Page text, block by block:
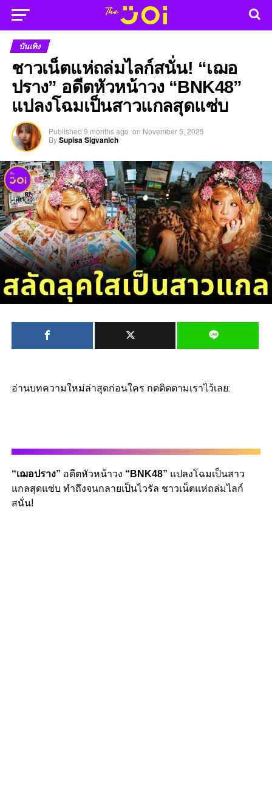
บันเทิง
ชาวเน็ตแห่ถล่มไลก์สนั่น! “เฌอ
ปราง” อดีตหัวหน้าวง “BNK48”
แปลงโฉมเป็นสาวแกลสุดแซ่บ
Published 9 months ago on November 5, 2025
BySupisa Sigvanich
อ่านบทความใหม่ล่าสุดก่อนใคร กดติดตามเราไว้เลย:
“เฌอปราง” อดีตหัวหน้าวง “BNK48” แปลงโฉมเป็นสาว
แกลสุดแซ่บ ทำถึงจนกลายเป็นไวรัล ชาวเน็ตแห่ถล่มไลก์
สนั่น!